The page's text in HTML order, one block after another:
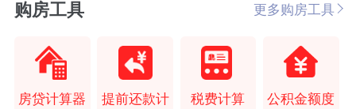
购房工具 更多购房工具
房贷计算器 提前还款计 税费计算 公积金额度